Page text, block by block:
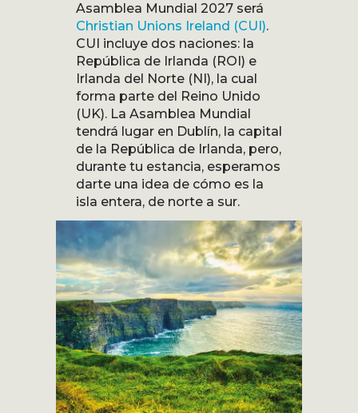
Asamblea Mundial 2027 será
Christian Unions Ireland (CUI).
CUI incluye dos naciones: la
República de Irlanda (ROI) e
Irlanda del Norte (NI), la cual
forma parte del Reino Unido
(UK). La Asamblea Mundial
tendrá lugar en Dublín, la capital
de la República de Irlanda, pero,
durante tu estancia, esperamos
darte una idea de cómo es la
isla entera, de norte a sur.